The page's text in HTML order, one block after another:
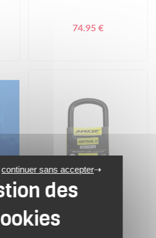
74.95 €
continuer sans accepter